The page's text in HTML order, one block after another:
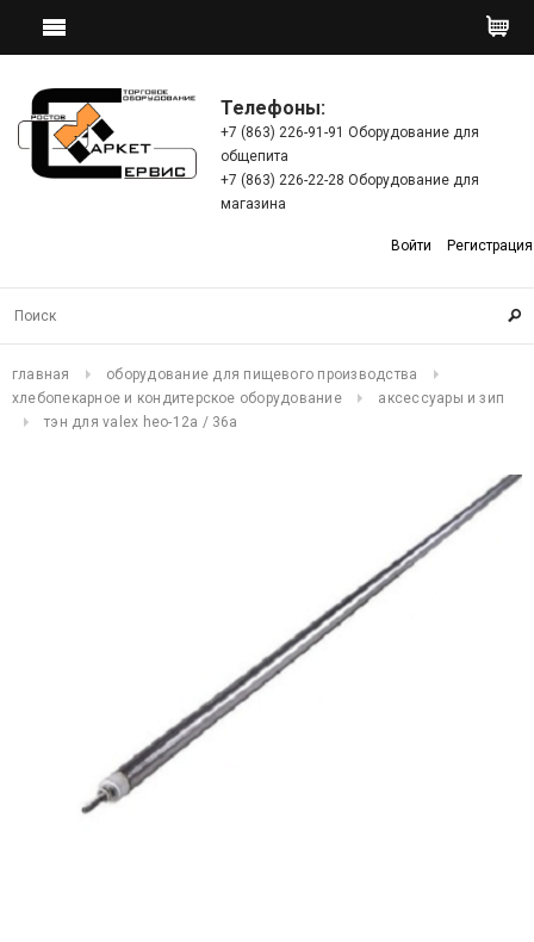
Телефоны:
+7 (863) 226-91-91 Оборудование для
общепита
+7 (863) 226-22-28 Оборудование для
магазина
Войти Регистрация
главная
оборудование для пищевого производства
хлебопекарное и кондитерское оборудование
аксессуары и зип
тэн для valex heo-12a / 36а